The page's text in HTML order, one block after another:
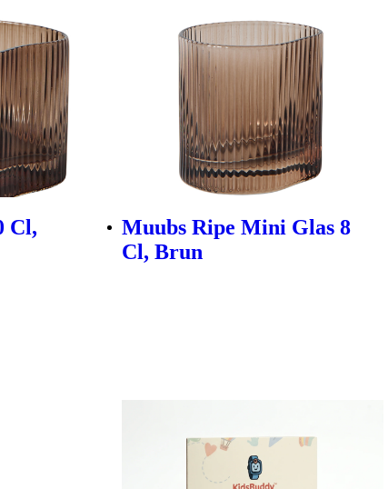
Cl,
Muubs Ripe Mini Glas 8
Cl, Brun